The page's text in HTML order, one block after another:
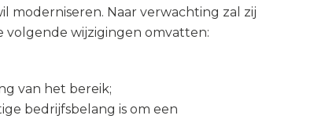
moderniseren. Naar verwachting zal zij
volgende wijzigingen omvatten:
van het bereik;
bedrijfsbelang is om een